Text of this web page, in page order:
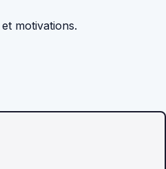
motivations.